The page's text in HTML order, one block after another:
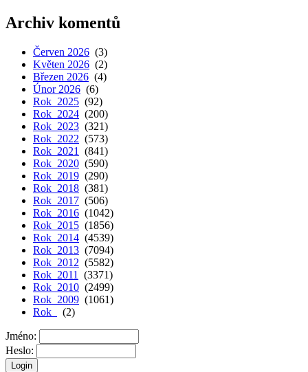
Archiv komentů
Červen 2026 (3)
Květen 2026 (2)
Březen 2026 (4)
Únor 2026 (6)
Rok 2025 (92)
Rok 2024 (200)
Rok 2023 (321)
Rok 2022 (573)
Rok 2021
(841)
Rok 2020 (590)
Rok 2019 (290)
Rok 2018 (381)
Rok 2017 (506)
Rok 2016 (1042)
Rok 2015 (1856)
Rok 2014 (4539)
Rok 2013 (7094)
Rok 2012 (5582)
Rok 2011
(3371)
Rok 2010 (2499)
Rok 2009 (1061)
Rok
(2)
Jméno:
Heslo: